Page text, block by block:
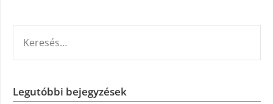
Legutóbbi bejegyzések